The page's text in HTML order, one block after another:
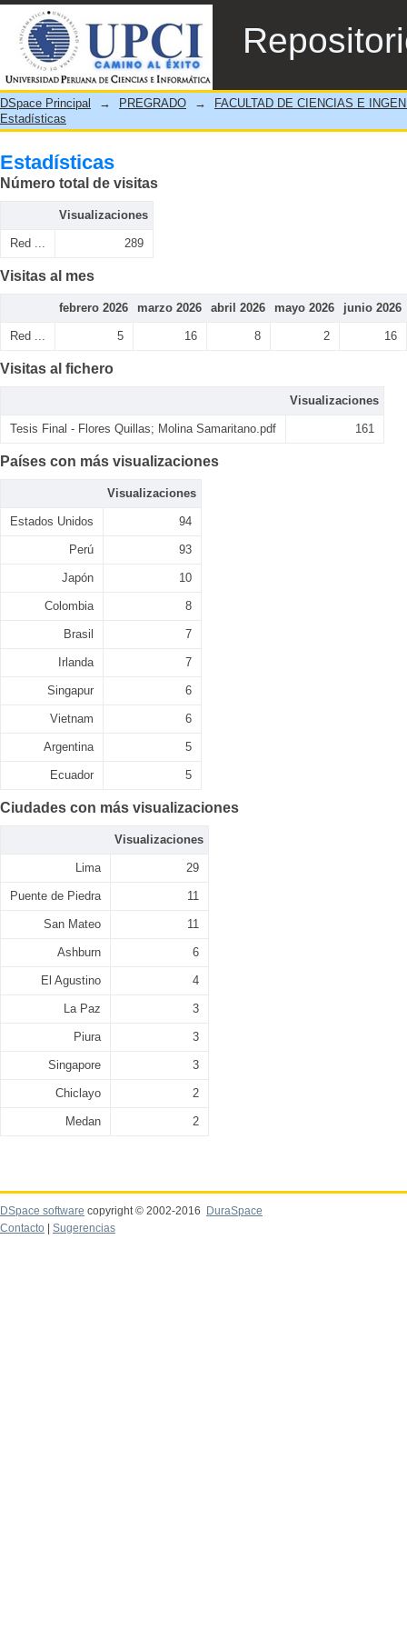
Estadísticas
DSpace Principal → PREGRADO →
FACULTAD DE CIENCIAS E
Estadísticas
Estadísticas
Número total de visitas
Visualizaciones
Red ... 289
Visitas al mes
febrero 2026 marzo 2026 abril 2026 mayo 2026 junio 2026
Red ... 5 16 8 2 16
Visitas al fichero
Visualizaciones
Tesis Final - Flores Quillas; Molina Samaritano.pdf 161
Países con más visualizaciones
Visualizaciones
Estados Unidos 94
Perú 93
Japón 10
Colombia 8
Brasil 7
Irlanda 7
Singapur 6
Vietnam 6
Argentina 5
Ecuador 5
Ciudades con más visualizaciones
Visualizaciones
Lima 29
Puente de Piedra 11
San Mateo 11
Ashburn 6
El Agustino 4
La Paz 3
Piura 3
Singapore 3
Chiclayo 2
Medan 2
DSpace software copyright © 2002-2016
DuraSpace
Contacto
Sugerencias